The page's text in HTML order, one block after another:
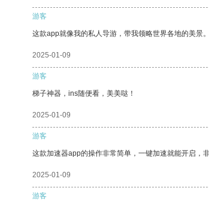
游客
这款app就像我的私人导游，带我领略世界各地的美景。
2025-01-09
游客
梯子神器，ins随便看，美美哒！
2025-01-09
游客
这款加速器app的操作非常简单，一键加速就能开启，非
2025-01-09
游客